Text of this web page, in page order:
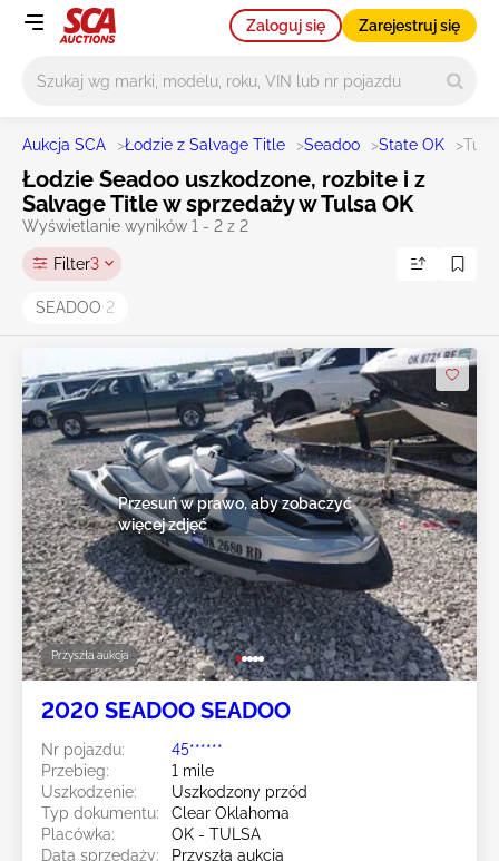
Zaloguj się Zarejestruj się
Aukcja SCA >Łodzie z Salvage Title >Seadoo >State OK >
Łodzie Seadoo uszkodzone, rozbite i z
Salvage Title w sprzedaży w Tulsa OK
Wyświetlanie wyników 1 - 2 z 2
Filter3
SEADOO 2
Przyszła aukcja
Przesuń w prawo, aby zobaczyć
więcej zdjęć
2020 SEADOO SEADOO
Nr pojazdu:
45******
Przebieg:
1 mile
Uszkodzenie:
Uszkodzony przód
Typ dokumentu:
Clear Oklahoma
Placówka:
OK - TULSA
Data sprzedaży:
Przyszła aukcja